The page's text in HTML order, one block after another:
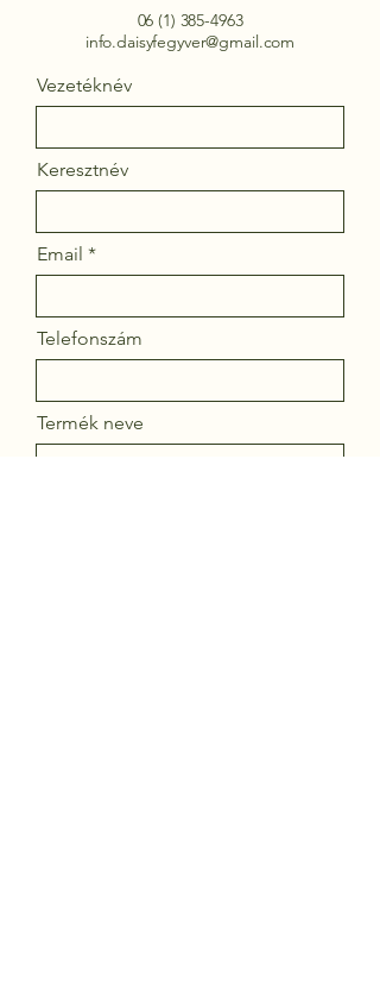
06 (1) 385-4963
info.daisyfegyver@gmail.com
Vezetéknév
Keresztnév
Email
Telefonszám
Termék neve